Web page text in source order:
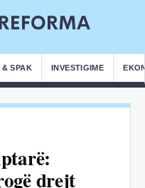
& SPAK INVESTIGIME
drejt